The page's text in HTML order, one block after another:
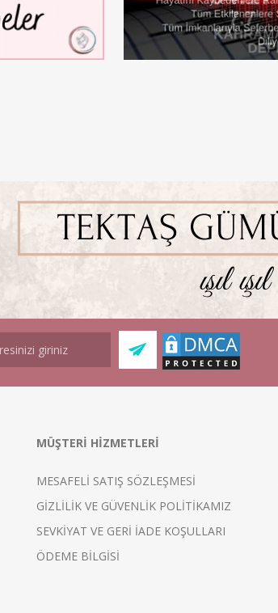
MÜŞTERİ HİZMETLERİ
MESAFELİ SATIŞ SÖZLEŞMESİ
GİZLİLİK VE GÜVENLİK POLİTİKAMIZ
SEVKİYAT VE GERİ İADE KOŞULLARI
ÖDEME BİLGİSİ